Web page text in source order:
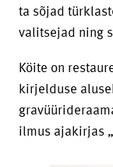
ta sõjad
valitsejad ning
Köite on
kirjelduse
ilmus ajakirjas